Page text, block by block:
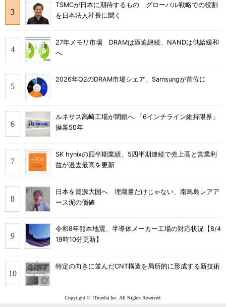
TSMCが日本に期待するもの グローバル戦略での役割
を日本法人社長に聞く
27年メモリ市場 DRAMは逼迫継続、NANDは供給緩和
へ
2026年Q2のDRAM市場シェア、Samsungが首位に
ルネサス高崎工場が閉鎖へ 「6インチライン維持限界」
操業50年
SK hynixの四半期業績、5四半期連続で売上高と営業利
益が過去最高を更新
日本を資源大国へ 埋蔵量だけじゃない、南鳥島レアア
ース泥の価値
令和8年熊本地震、半導体メーカー工場の対応状況【8/4
19時10分更新】
特定の向きに並んだCNT構造を局所的に形成する新技術
Copyright © ITmedia Inc. All Rights Reserved.